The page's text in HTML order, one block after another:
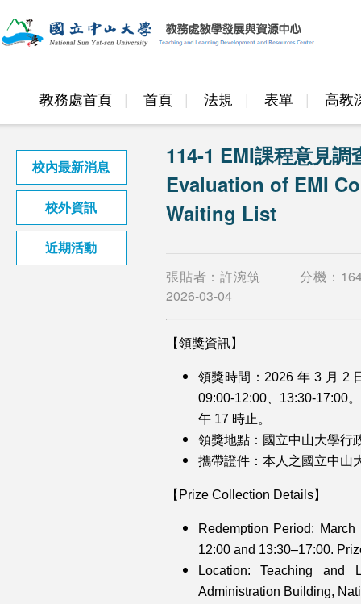
教務處首頁 首頁 法規 表單 高教
邁頂計畫
校內最新消息
校外資訊
近期活動
114-1 EMI課程意見
Evaluation of EMI
Waiting List
張貼者：許涴筑 分機：
2026-03-04
【領獎資訊】
領獎時間：2026 年 3 月 2
09:00-12:00、13:30-17:00
午 17 時止。
領獎地點：國立中山大學行
攜帶證件：本人之國立中山
【Prize Collection Details】
Redemption Period:
12:00 and 13:30–17:00.
Location: Teaching and
Administration Building,